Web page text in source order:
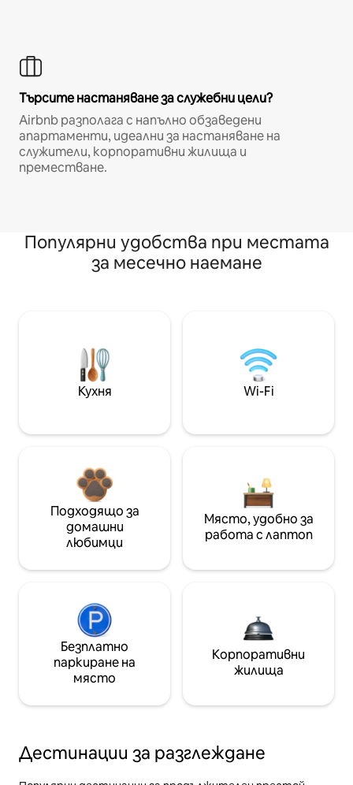
Търсите настаняване за служебни цели?
Airbnb разполага с напълно обзаведени
апартаменти, идеални за настаняване на
служители, корпоративни жилища и
преместване.
Популярни удобства при местата
за месечно наемане
Кухня Wi-Fi
Подходящо за
домашни
любимци
Място, удобно за
работа с лаптоп
Безплатно
паркиране на
място
Корпоративни
жилища
Дестинации за разглеждане